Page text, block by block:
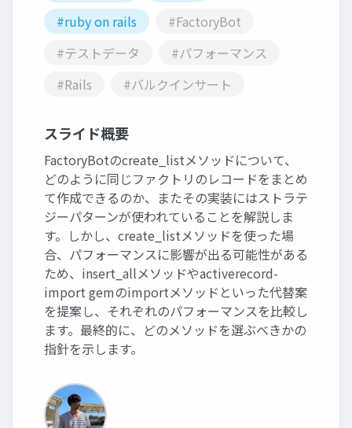
#ruby on rails
#FactoryBot
#テストデータ
#パフォーマンス
#Rails
#バルクインサート
スライド概要
FactoryBotのcreate_listメソッドについて、
どのように同じファクトリのレコードをまとめ
て作成できるのか、またその実装にはストラテ
ジーパターンが使われていることを解説しま
す。しかし、create_listメソッドを使った場
合、パフォーマンスに影響が出る可能性がある
ため、insert_allメソッドやactiverecord-
import gemのimportメソッドといった代替案
を提案し、それぞれのパフォーマンスを比較し
ます。最終的に、どのメソッドを選ぶべきかの
指針を示します。